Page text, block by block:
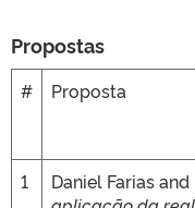
Propostas
# Proposta
1
Daniel Farias